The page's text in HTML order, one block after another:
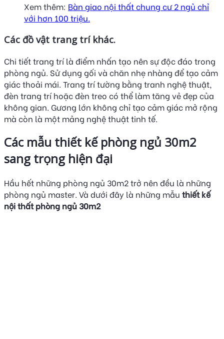
Xem thêm: Bàn giao nội thất chung cư 2 ngủ chỉ
với hơn 100 triệu.
Các đồ vật trang trí khác.
Chi tiết trang trí là điểm nhấn tạo nên sự độc đáo trong
phòng ngủ. Sử dụng gối và chăn nhẹ nhàng để tạo cảm
giác thoải mái. Trang trí tường bằng tranh nghệ thuật,
đèn trang trí hoặc đèn treo có thể làm tăng vẻ đẹp của
không gian. Gương lớn không chỉ tạo cảm giác mở rộng
mà còn là một mảng nghệ thuật tinh tế.
Các mẫu thiết kế phòng ngủ 30m2
sang trọng hiện đại
Hầu hết những phòng ngủ 30m2 trở nên đều là những
phòng ngủ master. Và dưới đây là những mẫu thiết kế
nội thất phòng ngủ 30m2